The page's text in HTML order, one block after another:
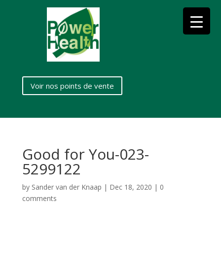
Voir nos points de vente
Good for You-023-
5299122
by Sander van der Knaap | Dec 18, 2020 | 0
comments